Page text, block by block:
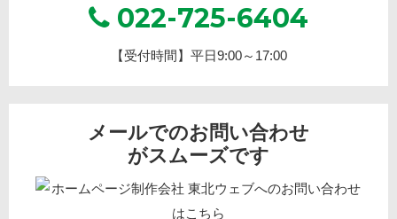
022-725-6404
【受付時間】平日9:00～17:00
メールでのお問い合わせ
がスムーズです